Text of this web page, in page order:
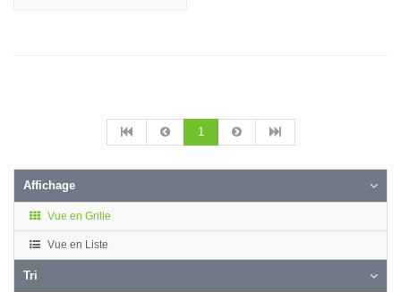
1
Affichage
Vue en Grille
Vue en Liste
Tri